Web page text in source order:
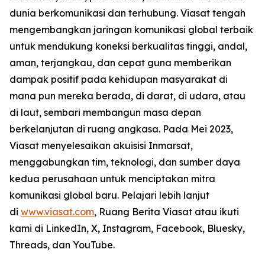
dunia berkomunikasi dan terhubung. Viasat tengah
mengembangkan jaringan komunikasi global terbaik
untuk mendukung koneksi berkualitas tinggi, andal,
aman, terjangkau, dan cepat guna memberikan
dampak positif pada kehidupan masyarakat di
mana pun mereka berada, di darat, di udara, atau
di laut, sembari membangun masa depan
berkelanjutan di ruang angkasa. Pada Mei 2023,
Viasat menyelesaikan akuisisi Inmarsat,
menggabungkan tim, teknologi, dan sumber daya
kedua perusahaan untuk menciptakan mitra
komunikasi global baru. Pelajari lebih lanjut
di www.viasat.com, Ruang Berita Viasat atau ikuti
kami di LinkedIn, X, Instagram, Facebook, Bluesky,
Threads, dan YouTube.